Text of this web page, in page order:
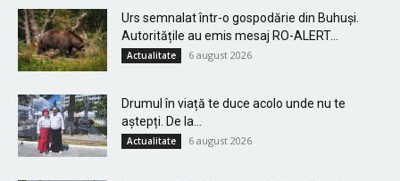
Urs semnalat într-o gospodărie din Buhuși.
Autoritățile au emis mesaj RO-ALERT...
Actualitate 6 august 2026
Drumul în viață te duce acolo unde nu te
aștepți. De la...
Actualitate 6 august 2026